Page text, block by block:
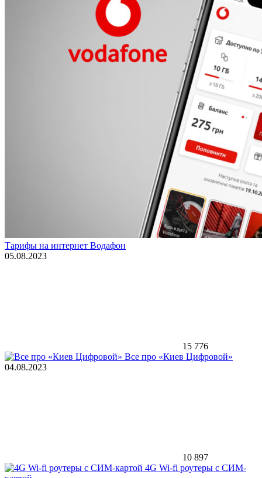
Тарифы на интернет Водафон
05.08.2023
15 776
Все про «Киев Цифровой»
04.08.2023
10 897
4G Wi-fi роутеры с СИМ-